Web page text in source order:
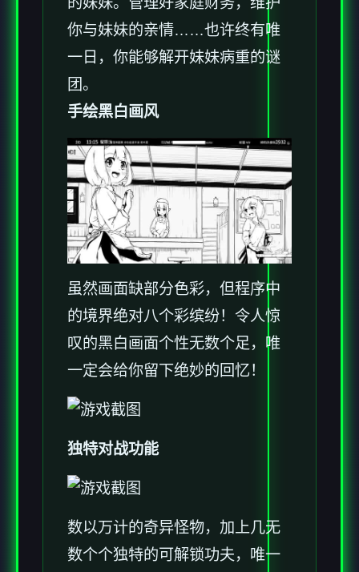
你与妹妹的亲情……也许终有唯
一日，你能够解开妹妹病重的谜
团。
手绘黑白画风
虽然画面缺部分色彩，但程序中
的境界绝对八个彩缤纷！令人惊
叹的黑白画面个性无数个足，唯
一定会给你留下绝妙的回忆！
独特对战功能
数以万计的奇异怪物，加上几无
数个个独特的可解锁功夫，唯一